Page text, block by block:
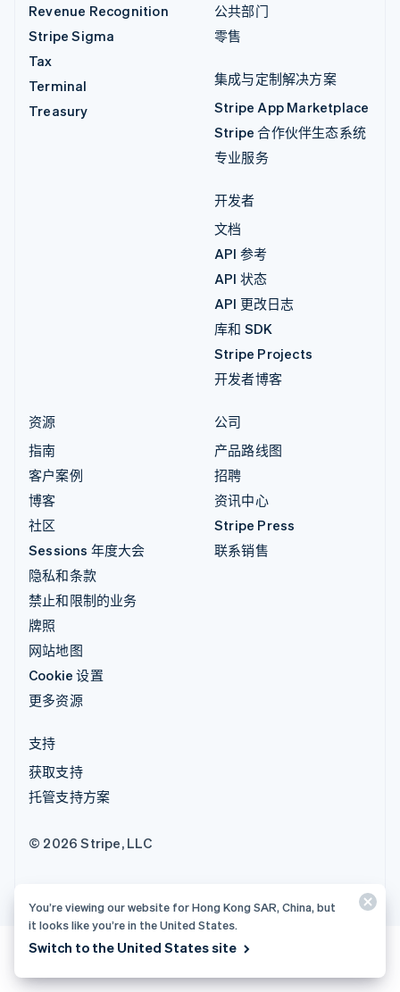
Revenue Recognition
Stripe Sigma
Tax
Terminal
Treasury
公共部门
零售
集成与定制解决方案
Stripe App Marketplace
Stripe 合作伙伴生态系统
专业服务
开发者
文档
API 参考
API 状态
API 更改日志
库和 SDK
Stripe Projects
开发者博客
资源
指南
客户案例
博客
社区
Sessions 年度大会
隐私和条款
禁止和限制的业务
牌照
网站地图
Cookie 设置
更多资源
公司
产品路线图
招聘
资讯中心
Stripe Press
联系销售
支持
获取支持
托管支持方案
© 2026 Stripe, LLC
You’re viewing our website for Hong Kong SAR, China, but
it looks like you’re in the United States.
Switch to the United States site